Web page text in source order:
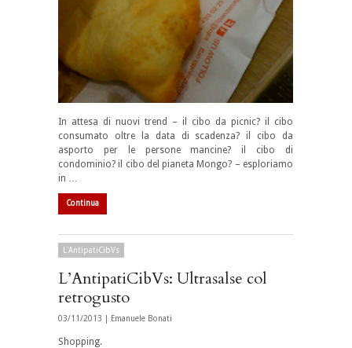
In attesa di nuovi trend – il cibo da picnic? il cibo
consumato oltre la data di scadenza? il cibo da
asporto per le persone mancine? il cibo di
condominio? il cibo del pianeta Mongo? – esploriamo
in …
Continua
L'AntipatiCibVs
L’AntipatiCibVs: Ultrasalse col
retrogusto
03/11/2013 | Emanuele Bonati
Shopping.